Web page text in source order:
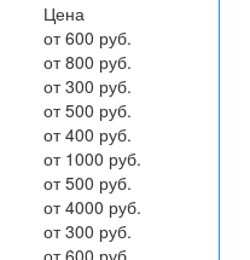
Цена
от 600 руб.
от 800 руб.
от 300 руб.
от 500 руб.
от 400 руб.
от 1000 руб.
от 500 руб.
от 4000 руб.
от 300 руб.